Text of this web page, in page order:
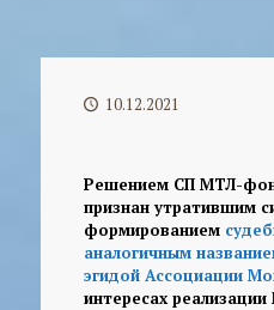
10.12.2021
Решением СП МТЛ-
признан утратившим
формированием
аналогичным
эгидой Ассоциации
интересах